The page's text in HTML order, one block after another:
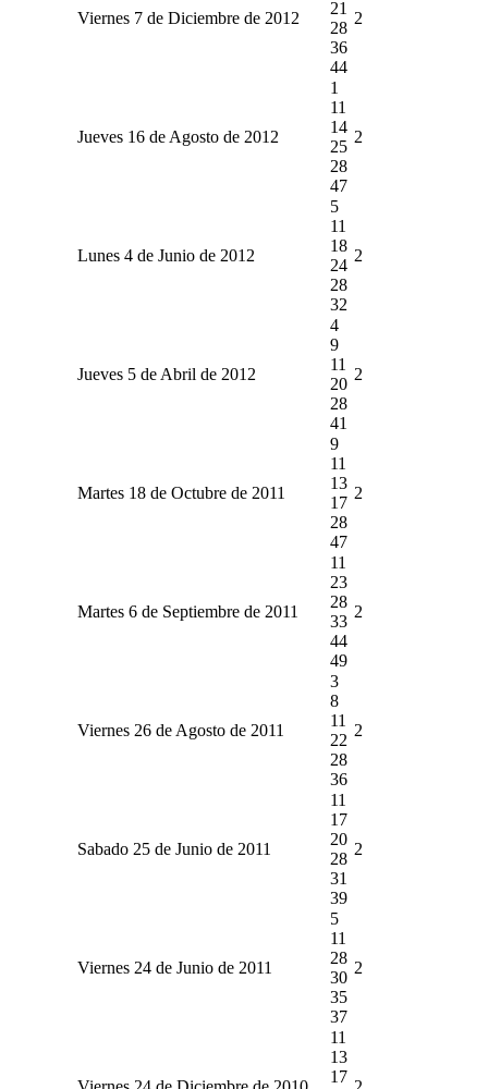
Viernes 7 de Diciembre de 2012
21
28
36
44
2
Jueves 16 de Agosto de 2012
1
11
14
25
28
47
2
Lunes 4 de Junio de 2012
5
11
18
24
28
32
2
Jueves 5 de Abril de 2012
4
9
11
20
28
41
2
Martes 18 de Octubre de 2011
9
11
13
17
28
47
2
Martes 6 de Septiembre de 2011
11
23
28
33
44
49
2
Viernes 26 de Agosto de 2011
3
8
11
22
28
36
2
Sabado 25 de Junio de 2011
11
17
20
28
31
39
2
Viernes 24 de Junio de 2011
5
11
28
30
35
37
2
11
13
17